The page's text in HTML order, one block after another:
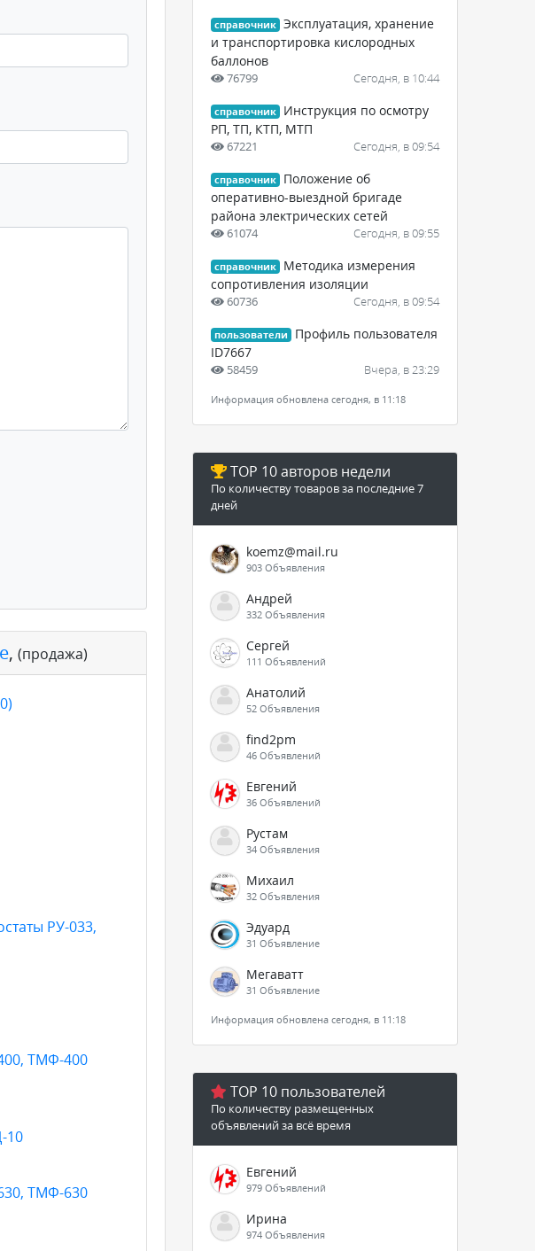
, (продажа)
РУ-033,
ТМФ-400
10
ТМФ-630
справочник Эксплуатация, хранение
и транспортировка кислородных
баллонов
76799 Сегодня, в 10:44
справочник
Инструкция по осмотру
РП, ТП, КТП, МТП
67221 Сегодня, в 09:54
справочник
Положение об
оперативно-выездной бригаде
района электрических сетей
61074 Сегодня, в 09:55
справочник
Методика измерения
сопротивления изоляции
60736 Сегодня, в 09:54
пользователи
Профиль пользователя
ID7667
58459 Вчера, в 23:29
Информация обновлена сегодня, в 11:18
TOP 10 авторов недели
По количеству товаров за последние 7
дней
koemz@mail.ru
903 Объявления
Андрей
332 Объявления
Сергей
111 Объявлений
Анатолий
52 Объявления
find2pm
46 Объявлений
Евгений
36 Объявлений
Рустам
34 Объявления
Михаил
32 Объявления
Эдуард
31 Объявление
Мегаватт
31 Объявление
Информация обновлена сегодня, в 11:18
TOP 10 пользователей
По количеству размещенных
объявлений за всё время
Евгений
979 Объявлений
Ирина
974 Объявления